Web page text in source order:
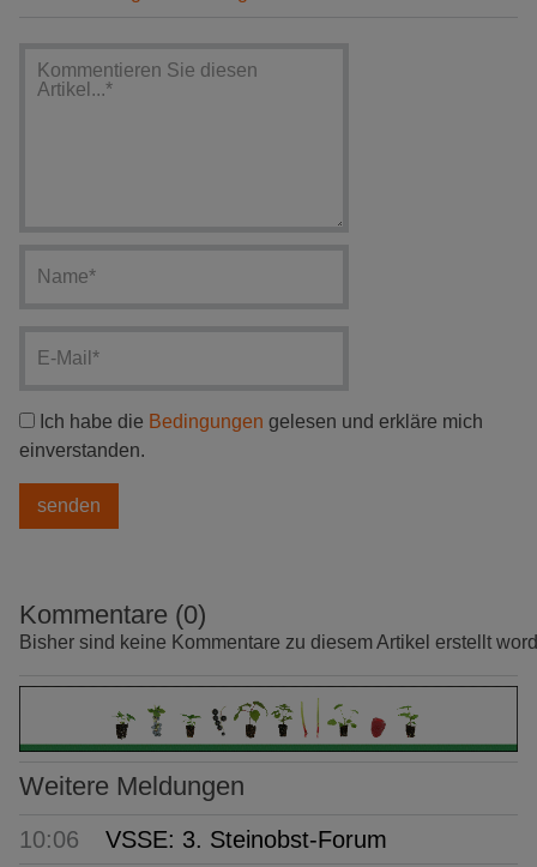
Ich habe die Bedingungen gelesen und erkläre mich
einverstanden.
Kommentare (0)
Bisher sind keine Kommentare zu diesem Artikel erstellt
Weitere Meldungen
10:06
VSSE: 3. Steinobst-Forum